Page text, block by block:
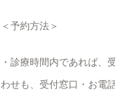
＜予約方法＞
・診療時間内であれば
わせも、受付窓口・お電